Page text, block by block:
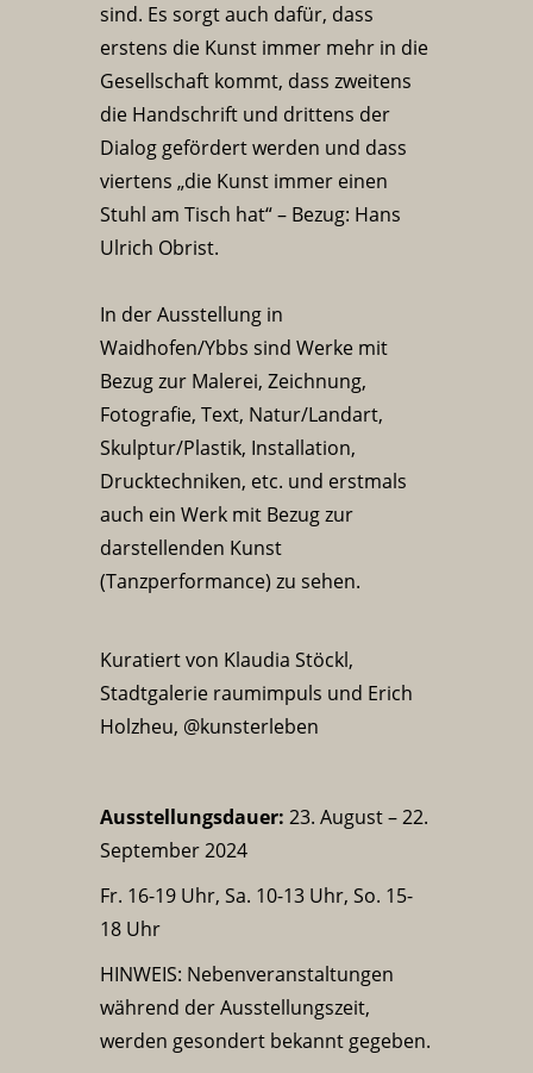
sind. Es sorgt auch dafür, dass
erstens die Kunst immer mehr in die
Gesellschaft kommt, dass zweitens
die Handschrift und drittens der
Dialog gefördert werden und dass
viertens „die Kunst immer einen
Stuhl am Tisch hat“ – Bezug: Hans
Ulrich Obrist.
In der Ausstellung in
Waidhofen/Ybbs sind Werke mit
Bezug zur Malerei, Zeichnung,
Fotografie, Text, Natur/Landart,
Skulptur/Plastik, Installation,
Drucktechniken, etc. und erstmals
auch ein Werk mit Bezug zur
darstellenden Kunst
(Tanzperformance) zu sehen.
Kuratiert von Klaudia Stöckl,
Stadtgalerie raumimpuls und Erich
Holzheu, @kunsterleben
Ausstellungsdauer: 23. August – 22.
September 2024
Fr. 16-19 Uhr, Sa. 10-13 Uhr, So. 15-
18 Uhr
HINWEIS: Nebenveranstaltungen
während der Ausstellungszeit,
werden gesondert bekannt gegeben.